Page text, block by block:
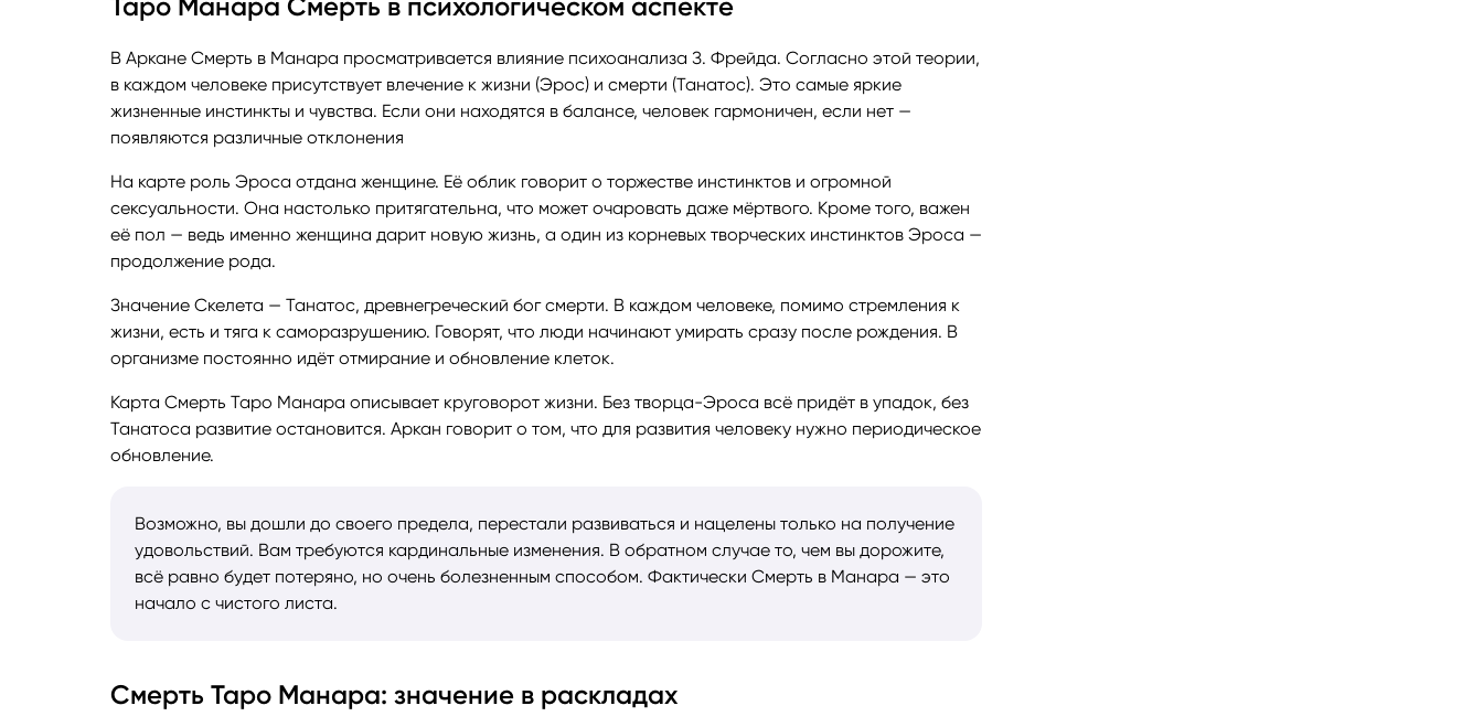
В Аркане Смерть в Манара просматривается влияние психоанализа З. Фрейда. Согласно этой теории,
в каждом человеке присутствует влечение к жизни (Эрос) и смерти (Танатос). Это самые яркие
жизненные инстинкты и чувства. Если они находятся в балансе, человек гармоничен, если нет —
появляются различные отклонения
На карте роль Эроса отдана женщине. Её облик говорит о торжестве инстинктов и огромной
сексуальности. Она настолько притягательна, что может очаровать даже мёртвого. Кроме того, важен
её пол — ведь именно женщина дарит новую жизнь, а один из корневых творческих инстинктов Эроса —
продолжение рода.
Значение Скелета — Танатос, древнегреческий бог смерти. В каждом человеке, помимо стремления к
жизни, есть и тяга к саморазрушению. Говорят, что люди начинают умирать сразу после рождения. В
организме постоянно идёт отмирание и обновление клеток.
Карта Смерть Таро Манара описывает круговорот жизни. Без творца-Эроса всё придёт в упадок, без
Танатоса развитие остановится. Аркан говорит о том, что для развития человеку нужно периодическое
обновление.
Возможно, вы дошли до своего предела, перестали развиваться и нацелены только на получение
удовольствий. Вам требуются кардинальные изменения. В обратном случае то, чем вы дорожите,
всё равно будет потеряно, но очень болезненным способом. Фактически Смерть в Манара — это
начало с чистого листа.
Смерть Таро Манара: значение в раскладах